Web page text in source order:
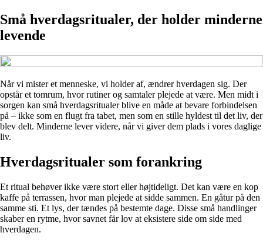
Små hverdagsritualer, der holder minderne
levende
Når vi mister et menneske, vi holder af, ændrer hverdagen sig. Der
opstår et tomrum, hvor rutiner og samtaler plejede at være. Men midt i
sorgen kan små hverdagsritualer blive en måde at bevare forbindelsen
på – ikke som en flugt fra tabet, men som en stille hyldest til det liv, der
blev delt. Minderne lever videre, når vi giver dem plads i vores daglige
liv.
Hverdagsritualer som forankring
Et ritual behøver ikke være stort eller højtideligt. Det kan være en kop
kaffe på terrassen, hvor man plejede at sidde sammen. En gåtur på den
samme sti. Et lys, der tændes på bestemte dage. Disse små handlinger
skaber en rytme, hvor savnet får lov at eksistere side om side med
hverdagen.